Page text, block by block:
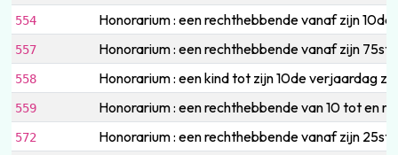
554 Honorarium : een rechthebbende vanaf zijn
557 Honorarium : een rechthebbende vanaf zijn
558 Honorarium : een kind tot zijn 10de verjaardag
559 Honorarium : een rechthebbende van 10 tot en
572 Honorarium : een rechthebbende vanaf zijn